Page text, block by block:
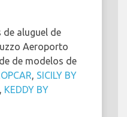
de aluguel de
Aeroporto
de modelos de
, SICILY BY
, KEDDY BY